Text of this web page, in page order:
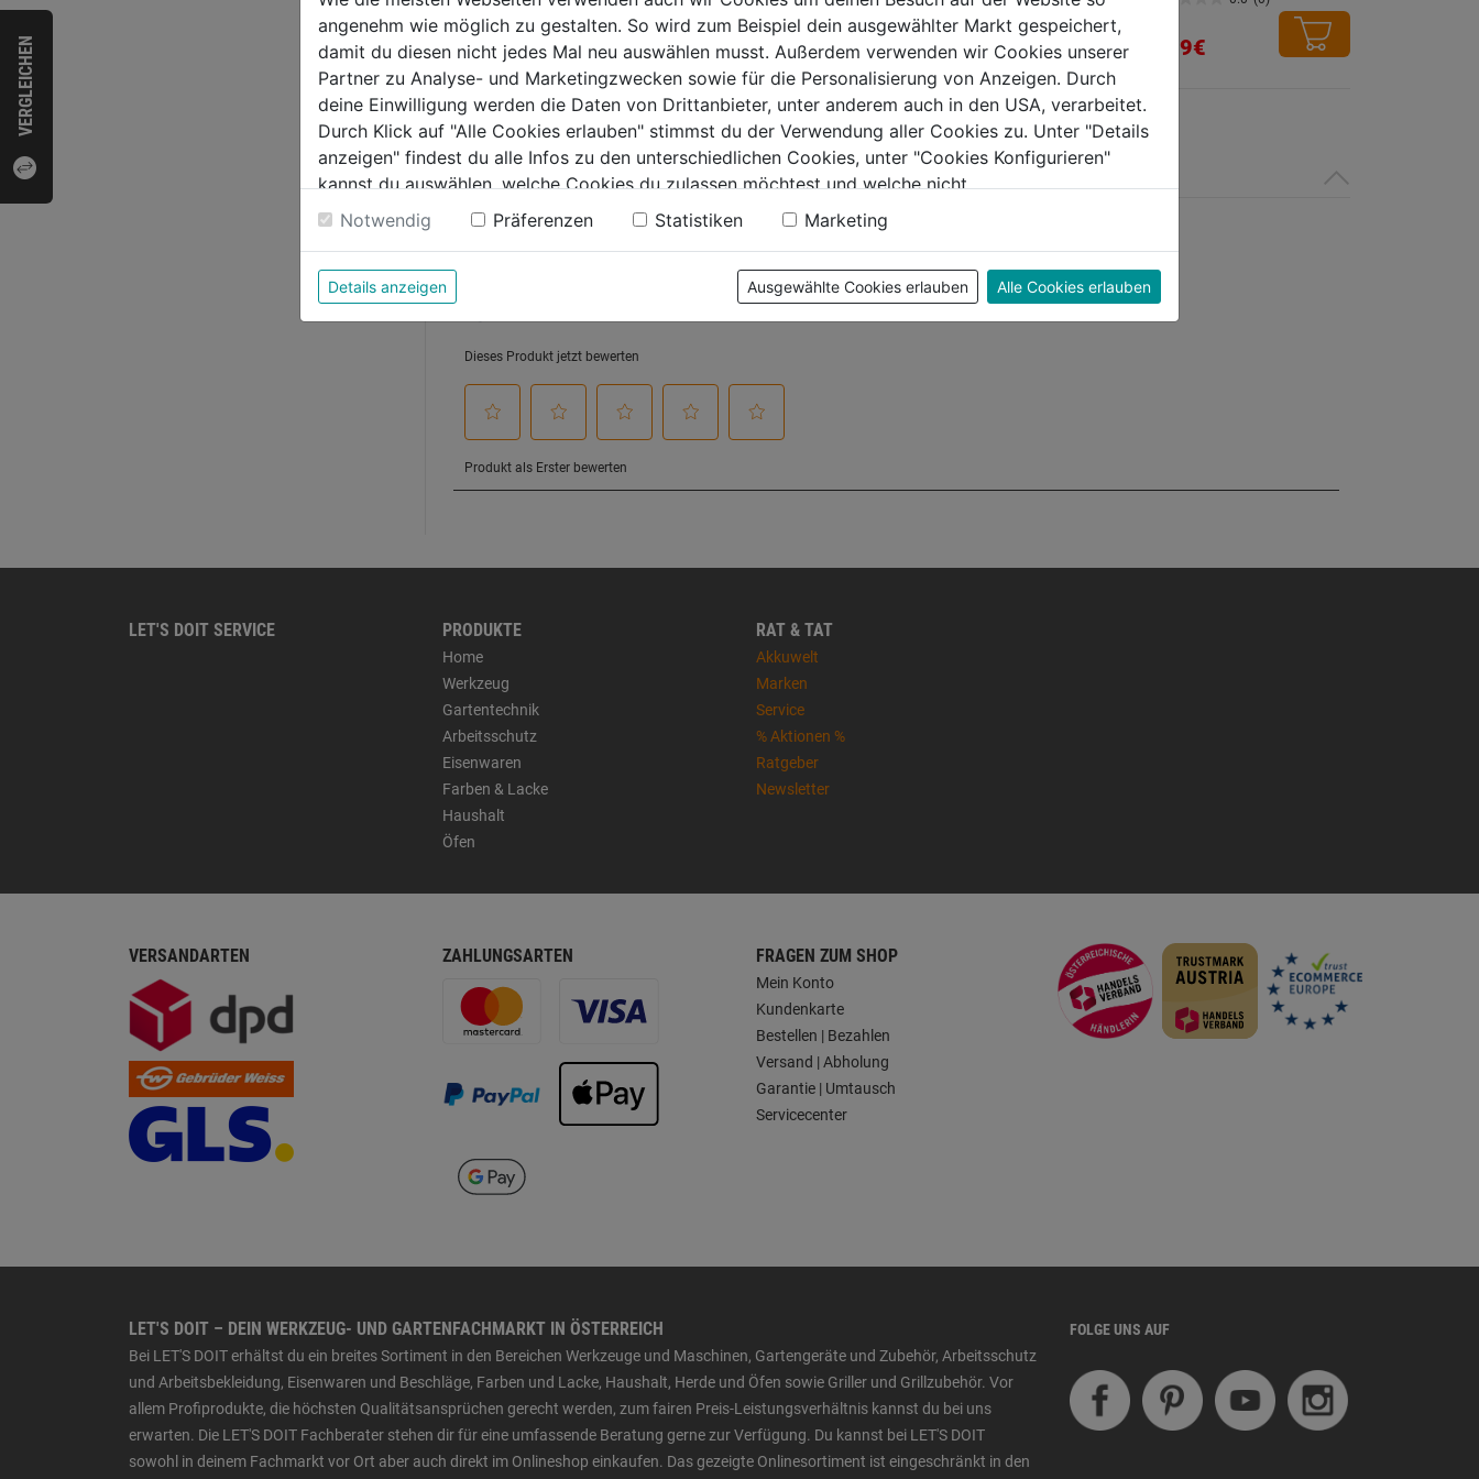
VERGLEICHEN
0.0
von
5
Sternen.
5,29€
0.0
von
5
Sternen.
5,39€
0.0
von
5
Sternen.
5,49€ 5,59€
Bewertung
LET'S DOIT SERVICE PRODUKTE
Home
Werkzeug
Gartentechnik
Arbeitsschutz
Eisenwaren
Farben & Lacke
Haushalt
Öfen
RAT & TAT
Akkuwelt
Marken
Service
% Aktionen %
Ratgeber
Newsletter
VERSANDARTEN ZAHLUNGSARTEN FRAGEN ZUM SHOP
Mein Konto
Kundenkarte
Bestellen | Bezahlen
Versand | Abholung
Garantie | Umtausch
Servicecenter
LET'S DOIT – DEIN WERKZEUG- UND GARTENFACHMARKT IN ÖSTERREICH
Bei LET'S DOIT erhältst du ein breites Sortiment in den Bereichen Werkzeuge und Maschinen, Gartengeräte und Zubehör, Arbeitsschutz
und Arbeitsbekleidung, Eisenwaren und Beschläge, Farben und Lacke, Haushalt, Herde und Öfen sowie Griller und Grillzubehör. Vor
allem Profiprodukte, die höchsten Qualitätsansprüchen gerecht werden, zum fairen Preis-Leistungsverhältnis kannst du bei uns
erwarten. Die LET'S DOIT Fachberater stehen dir für eine umfassende Beratung gerne zur Verfügung. Du kannst bei LET'S DOIT
sowohl in deinem Fachmarkt vor Ort aber auch direkt im Onlineshop einkaufen. Das gezeigte Onlinesortiment ist eingeschränkt in den
FOLGE UNS AUF
angenehm wie möglich zu gestalten. So wird zum Beispiel dein ausgewählter Markt gespeichert,
damit du diesen nicht jedes Mal neu auswählen musst. Außerdem verwenden wir Cookies unserer
Partner zu Analyse- und Marketingzwecken sowie für die Personalisierung von Anzeigen. Durch
deine Einwilligung werden die Daten von Drittanbieter, unter anderem auch in den USA, verarbeitet.
Durch Klick auf "Alle Cookies erlauben" stimmst du der Verwendung aller Cookies zu. Unter "Details
anzeigen" findest du alle Infos zu den unterschiedlichen Cookies, unter "Cookies Konfigurieren"
kannst du auswählen, welche Cookies du zulassen möchtest und welche nicht.
Weitere Informationen findest du in unserer Datenschutzerklärung
Notwendig Präferenzen Statistiken Marketing
Details anzeigen Ausgewählte Cookies erlauben Alle Cookies erlauben